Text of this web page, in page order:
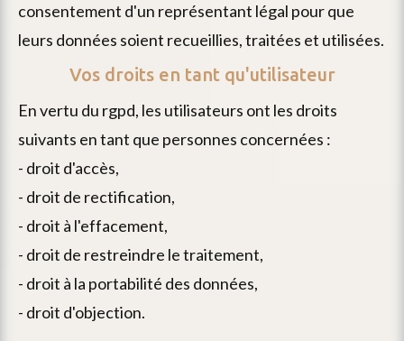
consentement d'un représentant légal pour que
leurs données soient recueillies, traitées et utilisées.
Vos droits en tant qu'utilisateur
en vertu du rgpd, les utilisateurs ont les droits
suivants en tant que personnes concernées :
- droit d'accès,
- droit de rectification,
- droit à l'effacement,
- droit de restreindre le traitement,
- droit à la portabilité des données,
- droit d'objection.